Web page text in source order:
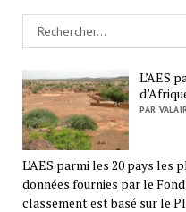
L’AES
PAR
L’AES parmi les 20 pays les
données fournies par le
classement est basé sur le